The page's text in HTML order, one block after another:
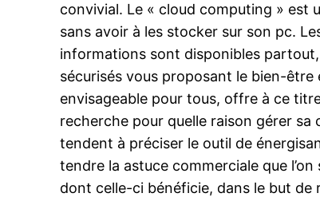
convivial. Le « cloud computing » est
sans avoir à les stocker sur son pc.
informations sont disponibles
sécurisés vous proposant le bien-
envisageable pour tous, offre à ce
recherche pour quelle raison gérer sa
tendent à préciser le outil de
tendre la astuce commerciale que l’on
dont celle-ci bénéficie, dans le but